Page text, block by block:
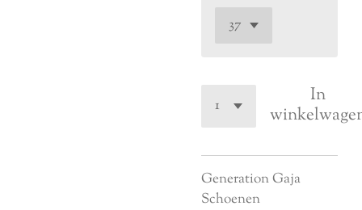
In
Generation Gaja
Schoenen